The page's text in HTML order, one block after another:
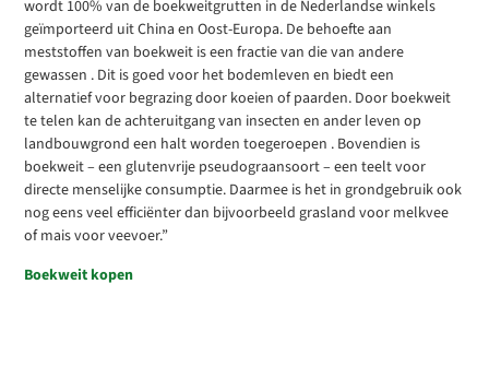
wordt 100% van de boekweitgrutten in de Nederlandse winkels
geïmporteerd uit China en Oost-Europa. De behoefte aan
meststoffen van boekweit is een fractie van die van andere
gewassen . Dit is goed voor het bodemleven en biedt een
alternatief voor begrazing door koeien of paarden. Door boekweit
te telen kan de achteruitgang van insecten en ander leven op
landbouwgrond een halt worden toegeroepen . Bovendien is
boekweit – een glutenvrije pseudograansoort – een teelt voor
directe menselijke consumptie. Daarmee is het in grondgebruik ook
nog eens veel efficiënter dan bijvoorbeeld grasland voor melkvee
of mais voor veevoer.”
Boekweit kopen